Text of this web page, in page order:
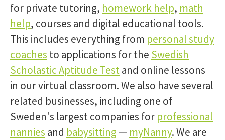
for private tutoring, homework help, math
help, courses and digital educational tools.
This includes everything from personal study
coaches to applications for the Swedish
Scholastic Aptitude Testand online lessons
in our virtual classroom. We also have several
related businesses, including one of
Sweden's largest companies for professional
nannies and babysitting — myNanny. We are